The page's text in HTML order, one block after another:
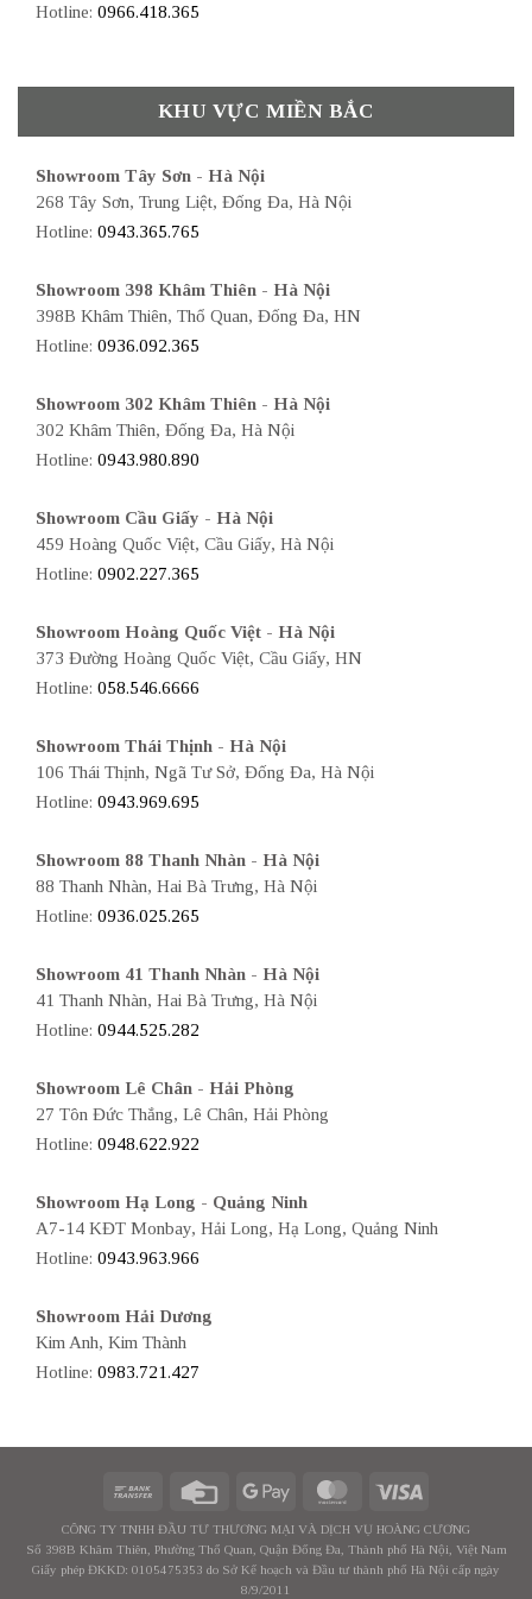
Hotline: 0966.418.365
KHU VỰC MIỀN BẮC
Showroom Tây Sơn - Hà Nội
268 Tây Sơn, Trung Liệt, Đống Đa, Hà Nội
Hotline: 0943.365.765
Showroom 398 Khâm Thiên - Hà Nội
398B Khâm Thiên, Thổ Quan, Đống Đa, HN
Hotline: 0936.092.365
Showroom 302 Khâm Thiên - Hà Nội
302 Khâm Thiên, Đống Đa, Hà Nội
Hotline: 0943.980.890
Showroom Cầu Giấy - Hà Nội
459 Hoàng Quốc Việt, Cầu Giấy, Hà Nội
Hotline: 0902.227.365
Showroom Hoàng Quốc Việt - Hà Nội
373 Đường Hoàng Quốc Việt, Cầu Giấy, HN
Hotline: 058.546.6666
Showroom Thái Thịnh - Hà Nội
106 Thái Thịnh, Ngã Tư Sở, Đống Đa, Hà Nội
Hotline: 0943.969.695
Showroom 88 Thanh Nhàn - Hà Nội
88 Thanh Nhàn, Hai Bà Trưng, Hà Nội
Hotline: 0936.025.265
Showroom 41 Thanh Nhàn - Hà Nội
41 Thanh Nhàn, Hai Bà Trưng, Hà Nội
Hotline: 0944.525.282
Showroom Lê Chân - Hải Phòng
27 Tôn Đức Thắng, Lê Chân, Hải Phòng
Hotline: 0948.622.922
Showroom Hạ Long - Quảng Ninh
A7-14 KĐT Monbay, Hải Long, Hạ Long, Quảng Ninh
Hotline: 0943.963.966
Showroom Hải Dương
Kim Anh, Kim Thành
Hotline: 0983.721.427
CÔNG TY TNHH ĐẦU TƯ THƯƠNG MẠI VÀ DỊCH VỤ HOÀNG CƯƠNG
Số 398B Khâm Thiên, Phường Thổ Quan, Quận Đống Đa, Thành phố Hà Nội, Việt Nam
Giấy phép ĐKKD: 0105475353 do Sở Kế hoạch và Đầu tư thành phố Hà Nội cấp ngày
8/9/2011